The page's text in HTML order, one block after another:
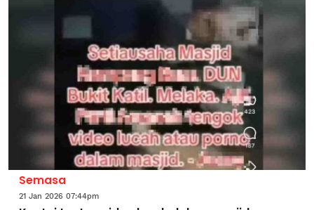
Semasa
21 Jan 2026 07:44pm